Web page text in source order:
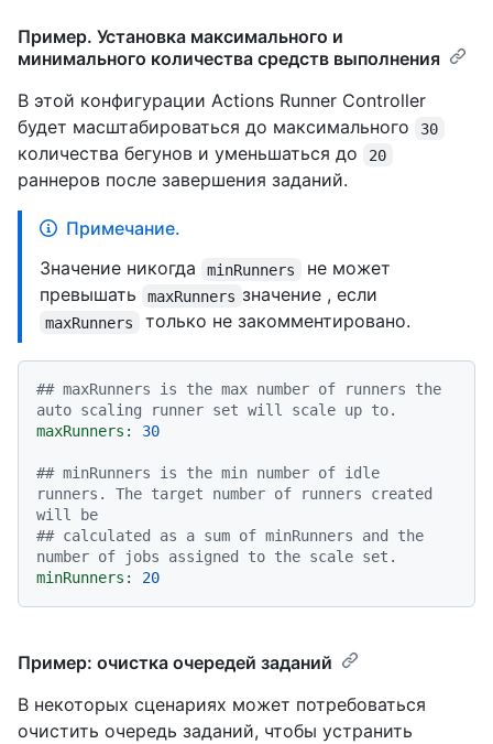
Пример. Установка максимального и
минимального количества средств выполнения
В этой конфигурации Actions Runner Controller
будет масштабироваться до максимального
30
количества бегунов и уменьшаться до 20
раннеров после завершения заданий.
Примечание.
Значение никогда
minRunners
не может
превышать
maxRunners значение , если
maxRunners только не закомментировано.
## maxRunners is the max number of runners the
auto scaling runner set will scale up to.
maxRunners:
30
## minRunners is the min number of idle
runners. The target number of runners created
will be
## calculated as a sum of minRunners and the
number of jobs assigned to the scale set.
minRunners:
20
Пример: очистка очередей заданий
В некоторых сценариях может потребоваться
очистить очередь заданий, чтобы устранить